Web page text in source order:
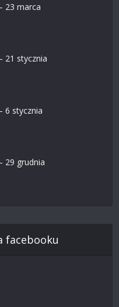
23 marca
21 stycznia
6 stycznia
29 grudnia
facebooku